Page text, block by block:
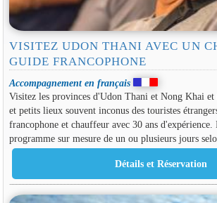
VISITEZ UDON THANI AVEC UN
GUIDE FRANCOPHONE
Accompagnement en français
Visitez les provinces d'Udon Thani et Nong Khai et
et petits lieux souvent inconus des touristes
francophone et chauffeur avec 30 ans d'expérience.
programme sur mesure de un ou plusieurs jours